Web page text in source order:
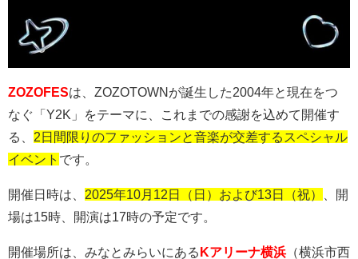
ZOZOFESは、 ZOZOTOWN が誕生した2004年と現在をつ
なぐ「 Y2K 」をテーマに、これまでの感謝を込めて開催す
る、 2日間限りのファッションと音楽が交差するスペシャル
イベント です。
開催日時は、 2025年10月12日（日）および13日（祝）
、開
場は15時、開演は17時の予定です。
開催場所は、みなとみらいにある Kアリーナ横浜（横浜市西